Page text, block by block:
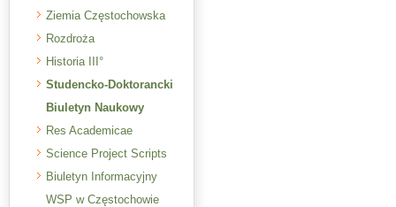
Ziemia Częstochowska
Rozdroża
Historia III°
Studencko-Doktorancki
Biuletyn Naukowy
Res Academicae
Science Project Scripts
Biuletyn Informacyjny
WSP w Częstochowie